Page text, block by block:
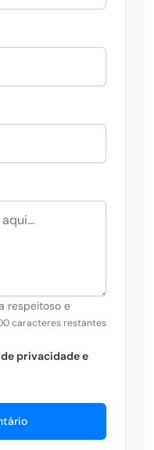
respeitoso e
caracteres restantes
privacidade e